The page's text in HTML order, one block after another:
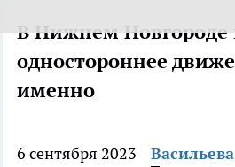
В Нижнем Новгороде
одностороннее
именно
6 сентября 2023